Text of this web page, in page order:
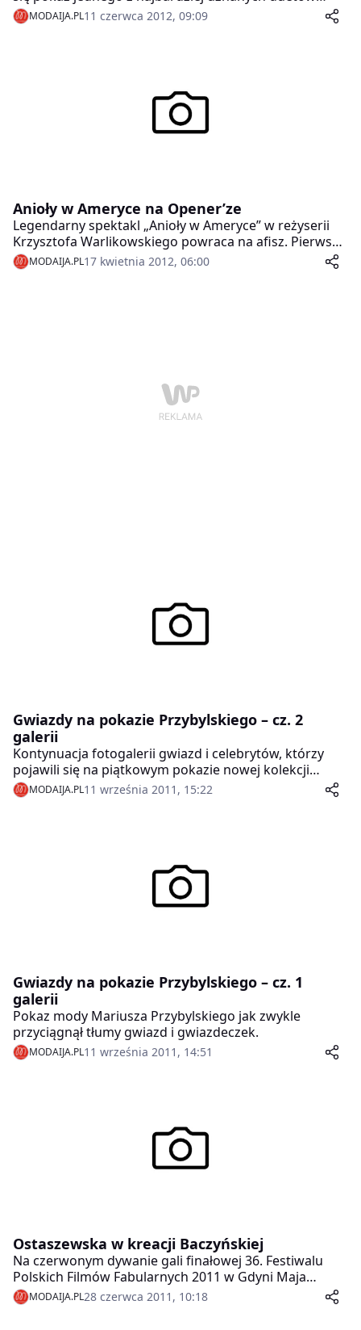
projektantów Papropcki&Brzozowski. Na tak
spektakularnym modowym wydarzeniu nie mogło
MODAIJA.PL11 czerwca 2012, 09:09
Anioły w Ameryce na Opener’ze
Legendarny spektakl „Anioły w Ameryce” w reżyserii
Krzysztofa Warlikowskiego powraca na afisz. Pierwsze
przedstawienia już w lipcu, tylko na Open’erze!
MODAIJA.PL17 kwietnia 2012, 06:00
Gwiazdy na pokazie Przybylskiego – cz. 2
galerii
Kontynuacja fotogalerii gwiazd i celebrytów, którzy
pojawili się na piątkowym pokazie nowej kolekcji
Mariusza Przybylskiego.
MODAIJA.PL11 września 2011, 15:22
Gwiazdy na pokazie Przybylskiego – cz. 1
galerii
Pokaz mody Mariusza Przybylskiego jak zwykle
przyciągnął tłumy gwiazd i gwiazdeczek.
MODAIJA.PL11 września 2011, 14:51
Ostaszewska w kreacji Baczyńskiej
Na czerwonym dywanie gali finałowej 36. Festiwalu
Polskich Filmów Fabularnych 2011 w Gdyni Maja
Ostaszewska wyglądała po prostu olśniewająco w
niesamowitej, czarnej kreacji projektu Gosi
MODAIJA.PL28 czerwca 2011, 10:18